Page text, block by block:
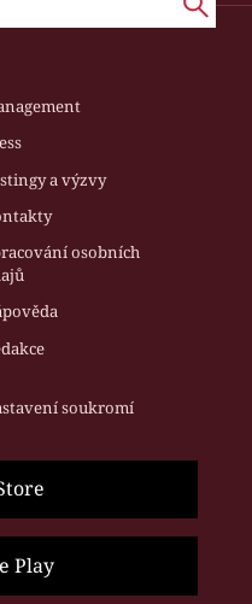
a výzvy
osobních
soukromí
Play